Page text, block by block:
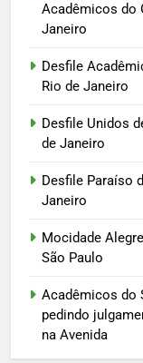
Acadêmicos do
Janeiro
Desfile
Rio de Janeiro
Desfile Unidos
de Janeiro
Desfile Paraíso
Janeiro
Mocidade
São Paulo
Acadêmicos do
pedindo
na Avenida